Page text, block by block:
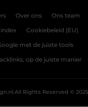
Over ons Ons team
Cookiebeleid (EU)
met de juiste tools
op de juiste manier
All Rights Reserved © 2025